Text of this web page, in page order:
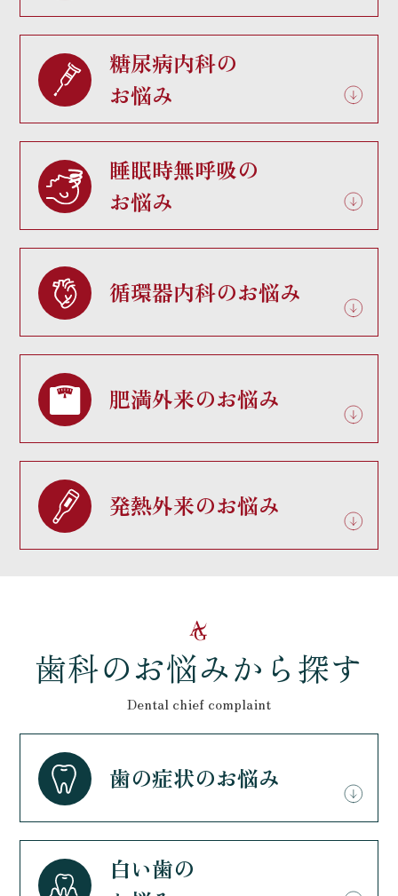
糖尿病内科の
お悩み
睡眠時無呼吸の
お悩み
循環器内科のお悩み
肥満外来のお悩み
発熱外来のお悩み
歯科のお悩みから探す
Dental chief complaint
歯の症状のお悩み
白い歯の